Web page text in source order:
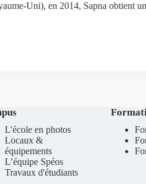
Uni), en 2014, Sapna obtient un
L'école en photos
Locaux &
équipements
L’équipe Spéos
Travaux d'étudiants